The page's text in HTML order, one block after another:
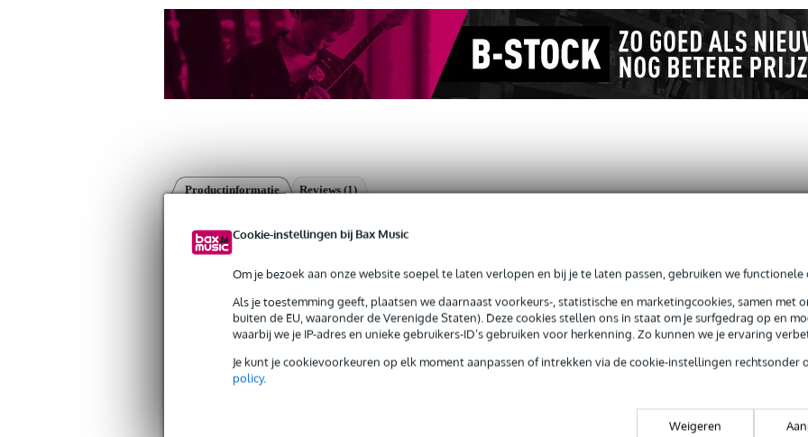
Cookie-instellingen bij Bax Music
Om je bezoek aan onze website soepel te laten verlopen en bij je te laten passen, gebruiken we functionele
Als je toestemming geeft, plaatsen we daarnaast voorkeurs-, statistische en marketingcookies, samen met
buiten de EU, waaronder de Verenigde Staten). Deze cookies stellen ons in staat om je surfgedrag op en
waarbij we je IP-adres en unieke gebruikers-ID’s gebruiken voor herkenning. Zo kunnen we je ervaring
Je kunt je cookievoorkeuren op elk moment aanpassen of intrekken via de cookie-instellingen rechtsonder
policy.
Weigeren
Productinformatie Reviews(1)
Gibraltar Hardware SC-DLSTO Deluxe Classic snarenmatspanner
Artikelnr:9000-0004-1995
Servicebelofte
Bax Music Garantie
: Op dit product krijg je 3 jaar Bax Music Garantie.
Op dit product krijg je 3 jaar Bax Music Garantie.
Deze snarenmatspanner wordt geleverd inclusief bevestigingsschroeven. De afstand tussen de gaten bedraagt
3.8 centimeter waardoor deze spanner geschikt is voor de meeste snaredrums. Een betrouwbaar